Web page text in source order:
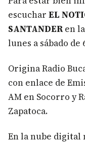
escuchar EL
SANTANDERen
lunes a sábado de
Origina Radio
con enlace de
AM en Socorro y
Zapatoca.
En la nube digital